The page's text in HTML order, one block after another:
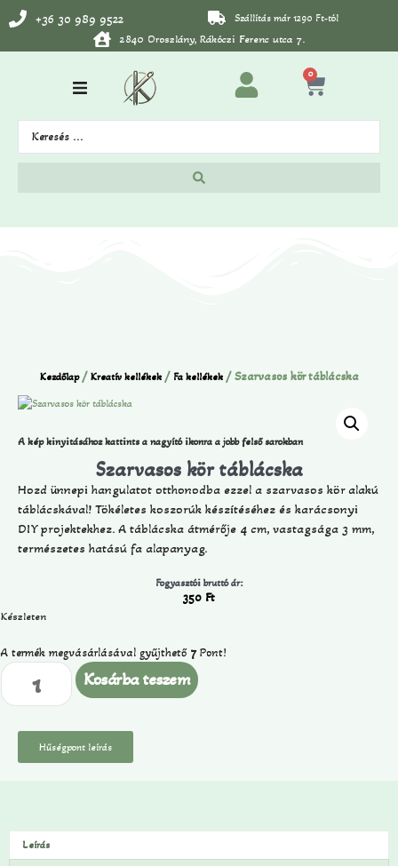
+36 30 989 9522 Szállítás már 1290 Ft-tól
2840 Oroszlány, Rákóczi Ferenc utca 7.
0
Kezdőlap/ Kreatív kellékek/ Fa kellékek/ Szarvasos kör táblácska
A kép kinyitásához kattints a nagyító ikonra a jobb felső sarokban
Szarvasos kör táblácska
Hozd ünnepi hangulatot otthonodba ezzel a szarvasos kör alakú
táblácskával! Tökéletes koszorúk készítéséhez és karácsonyi
DIY projektekhez. A táblácska átmérője 4 cm, vastagsága 3 mm,
természetes hatású fa alapanyag.
Fogyasztói bruttó ár:
350 Ft
Készleten
A termék megvásárlásával gyűjthető 7Pont!
Kosárba teszem
Hűségpont leírás
Leírás